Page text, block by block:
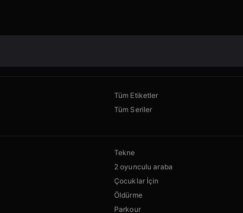
Tüm Etiketler
Tüm Seriler
Tekne
2 oyunculu araba
Çocuklar İçin
Öldürme
Parkour